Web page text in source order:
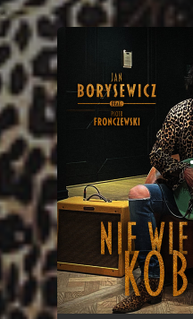
You're all set!
.